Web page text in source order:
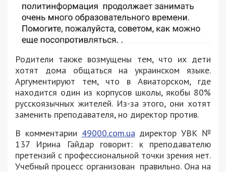
Родители также возмущены тем, что их дети
хотят дома общаться на украинском языке.
Аргументируют тем, что в Авиаторском, где
находится один из корпусов школы, якобы 80%
русскоязычных жителей. Из-за этого, они хотят
заменить преподавателя, но директор против.
В комментарии 49000.com.uaдиректор УВК №
137 Ирина Гайдар говорит: к преподавателю
претензий с профессиональной точки зрения нет.
Учебный процесс организован правильно. Она на